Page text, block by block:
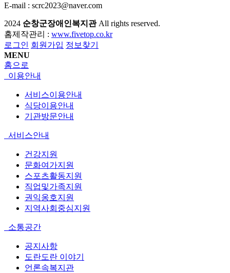
E-mail : scrc2023@naver.com
2024 순창군장애인복지관All rights reserved.
홈제작관리 : www.fivetop.co.kr
로그인 회원가입 정보찾기
MENU
홈으로
이용안내
서비스이용안내
식당이용안내
기관방문안내
서비스안내
건강지원
문화여가지원
스포츠활동지원
직업및가족지원
권익옹호지원
지역사회중심지원
소통공간
공지사항
도란도란 이야기
언론속복지관